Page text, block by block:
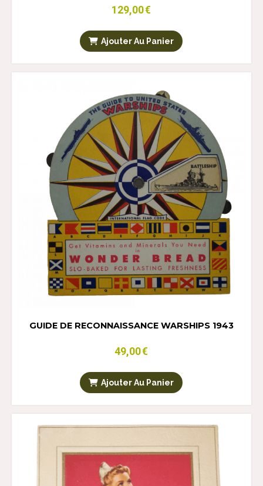
129,00€
Ajouter Au Panier
GUIDE DE RECONNAISSANCE WARSHIPS 1943
49,00€
Ajouter Au Panier